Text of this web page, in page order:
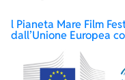
l Pianeta Mare Film
dall’Unione Europea